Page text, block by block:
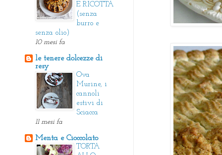
E RICOTTA
(senza
burro e
senza olio)
10 mesi fa
le tenere dolcezze di
resy
Ova
Murine, i
cannoli
estivi di
Sciacca
11 mesi fa
Menta e Cioccolato
TORTA